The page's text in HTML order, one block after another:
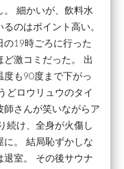
。 細かいが、飲料水
のはポイント高い。
の19時ごろに行った
激コミだった。 出
度も90度まで下がっ
どロウリュウのタイ
師さんが笑いながらア
続け、全身が火傷し
に。 結局恥ずかしな
退室。 その後サウナ